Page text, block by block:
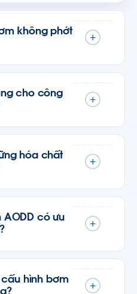
không phớt
+
cho công
+
hóa chất
+
AODD có ưu
+
cấu hình bơm
+